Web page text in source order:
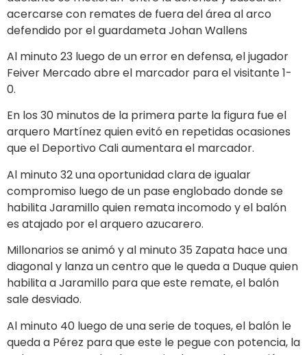
acercarse con remates de fuera del área al arco
defendido por el guardameta Johan Wallens
Al minuto 23 luego de un error en defensa, el jugador
Feiver Mercado abre el marcador para el visitante 1-
0.
En los 30 minutos de la primera parte la figura fue el
arquero Martínez quien evitó en repetidas ocasiones
que el Deportivo Cali aumentara el marcador.
Al minuto 32 una oportunidad clara de igualar
compromiso luego de un pase englobado donde se
habilita Jaramillo quien remata incomodo y el balón
es atajado por el arquero azucarero.
Millonarios se animó y al minuto 35 Zapata hace una
diagonal y lanza un centro que le queda a Duque quien
habilita a Jaramillo para que este remate, el balón
sale desviado.
Al minuto 40 luego de una serie de toques, el balón le
queda a Pérez para que este le pegue con potencia, la